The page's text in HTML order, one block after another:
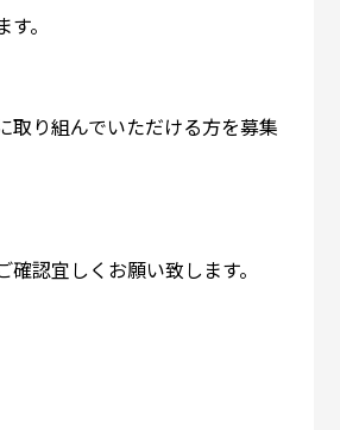
。
取り組んでいただける方を募集
確認宜しくお願い致します。